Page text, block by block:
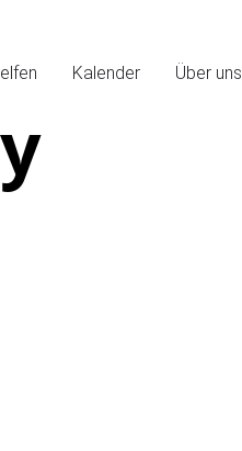
Kalender Über uns